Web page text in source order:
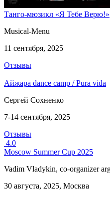
Танго-мюзикл «Я Тебе Верю!»
Musical-Menu
11 сентября, 2025
Отзывы
Айжара dance camp / Pura vida
Сергей Сохненко
7-14 сентября, 2025
Отзывы
4.0
Moscow Summer Cup 2025
Vadim Vladykin, co-organizer
30 августа, 2025, Москва